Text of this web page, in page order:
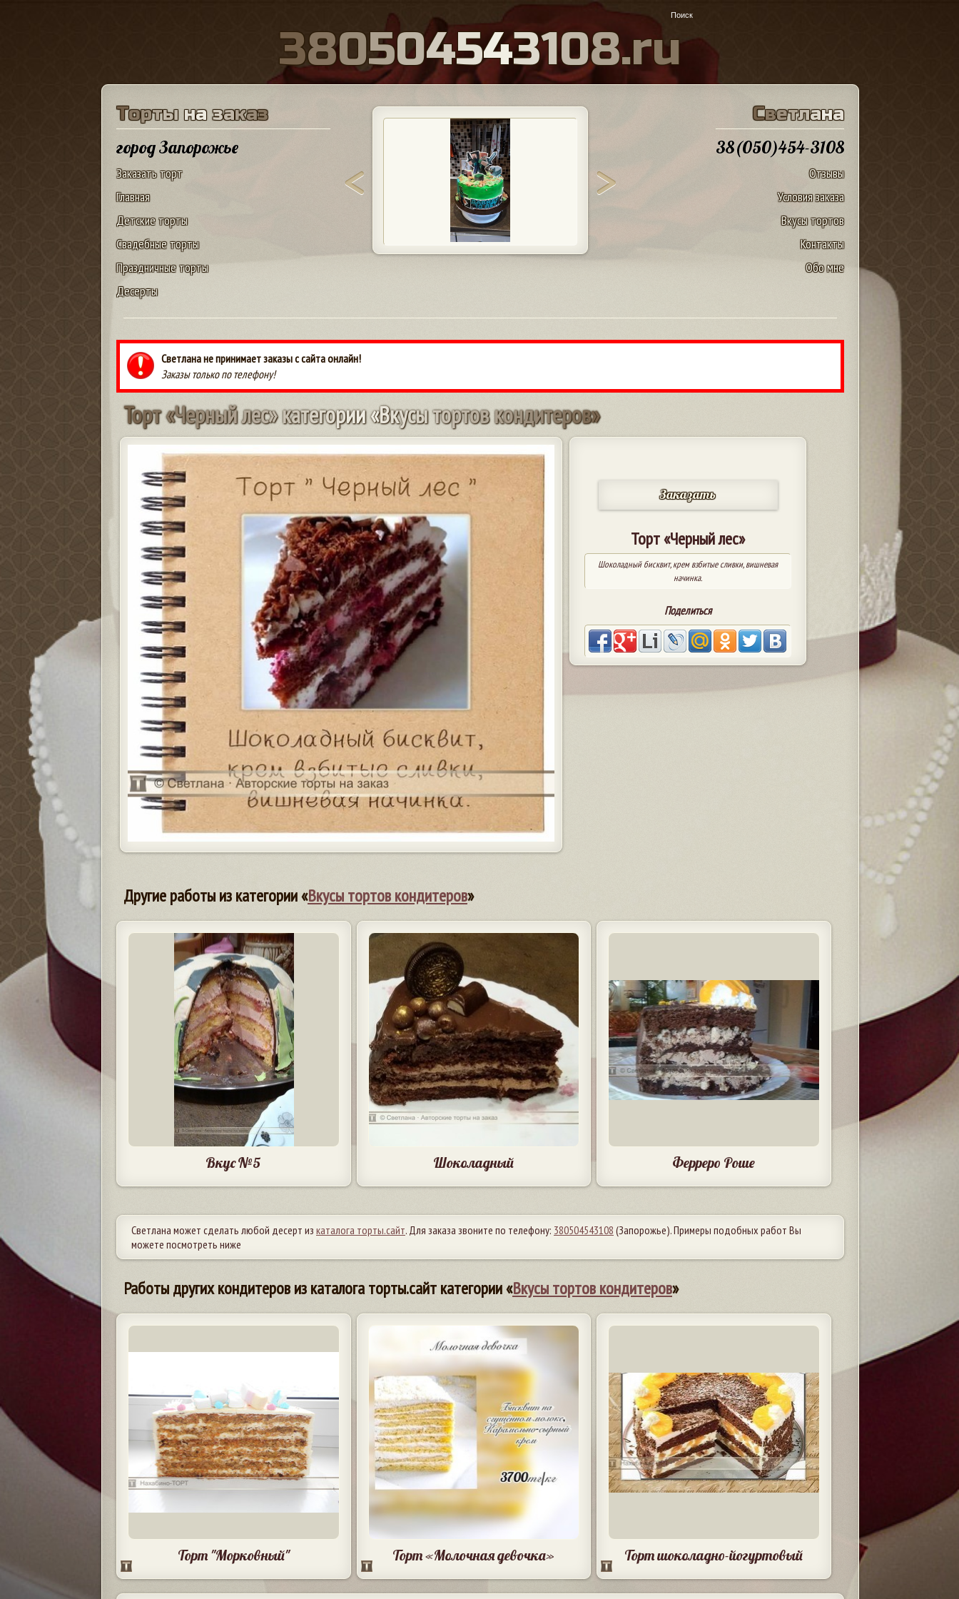
380504543108.ru
Торты на заказ
город Запорожье
Заказать торт
Главная
Детские торты
Свадебные торты
Праздничные торты
Десерты
Светлана
38(050)454-3108
Отзывы
Условия заказа
Вкусы тортов
Контакты
Обо мне
Светлана не принимает заказы с сайта онлайн!
Заказы только по телефону!
Торт«Черныйлес»категории«Вкусытортовкондитеров»
Заказать
Торт «Черный лес»
Шоколадный бисквит, крем взбитые сливки, вишневая
начинка.
Поделиться
Другие работы из категории «Вкусы тортов кондитеров»
Вкус №5 Шоколадный Ферреро Роше
Светлана может сделать любой десерт из каталога торты.сайт. Для заказа звоните по телефону: 380504543108 (Запорожье). Примеры подобных работ Вы
можете посмотреть ниже
Работы других кондитеров из каталога торты.сайт категории «Вкусы тортов кондитеров»
Торт "Морковный" Торт «Молочная девочка» Торт шоколадно-йогуртовый